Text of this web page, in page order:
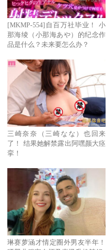
[MKMP-554]自百万社毕业！ 小
那海绫（小那海あや）的纪念作
品是什么？未来要怎么办？
三崎奈奈（三崎なな）也回来
了！ 结果她解禁露出阿嘿颜大痉
挛！
琳赛萝涵才情定圈外男友半年！